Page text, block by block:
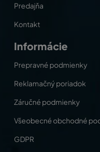
Predajňa
Kontakt
Informácie
Prepravné podmienky
Reklamačný poriadok
Záručné podmienky
Všeobecné obchodné
GDPR